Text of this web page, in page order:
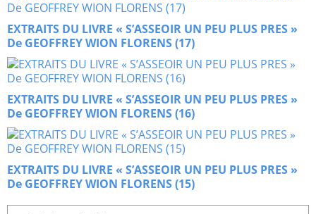
EXTRAITS DU LIVRE « S’ASSEOIR UN PEU PLUS PRES »
De GEOFFREY WION FLORENS (17)
EXTRAITS DU LIVRE « S’ASSEOIR UN PEU PLUS PRES »
De GEOFFREY WION FLORENS (16)
EXTRAITS DU LIVRE « S’ASSEOIR UN PEU PLUS PRES »
De GEOFFREY WION FLORENS (15)